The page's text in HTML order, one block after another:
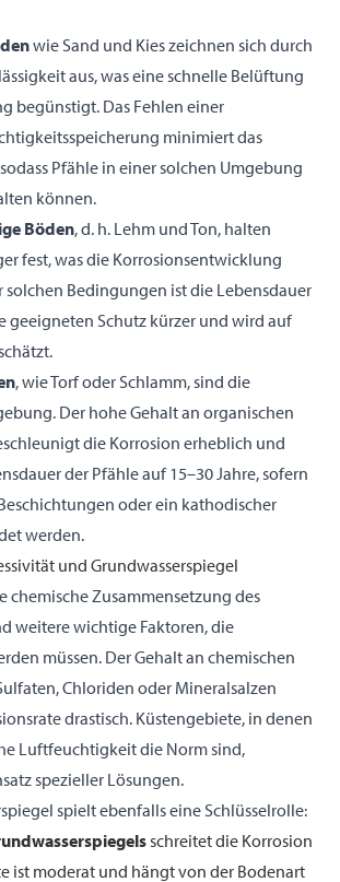
wie Sand und Kies zeichnen sich durch
aus, was eine schnelle Belüftung
begünstigt. Das Fehlen einer
minimiert das
Pfähle in einer solchen Umgebung
können.
Böden, d. h. Lehm und Ton, halten
fest, was die Korrosionsentwicklung
solchen Bedingungen ist die Lebensdauer
geeigneten Schutz kürzer und wird auf
, wie Torf oder Schlamm, sind die
Der hohe Gehalt an organischen
die Korrosion erheblich und
der Pfähle auf 15–30 Jahre, sofern
oder ein kathodischer
werden.
und Grundwasserspiegel
chemische Zusammensetzung des
weitere wichtige Faktoren, die
müssen. Der Gehalt an chemischen
Chloriden oder Mineralsalzen
drastisch. Küstengebiete, in denen
Luftfeuchtigkeit die Norm sind,
spezieller Lösungen.
spielt ebenfalls eine Schlüsselrolle:
schreitet die Korrosion
ist moderat und hängt von der Bodenart